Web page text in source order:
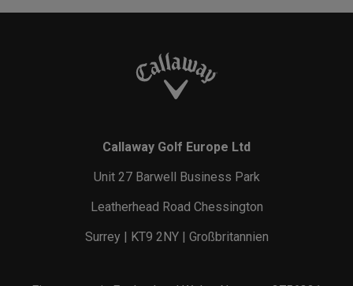
Callaway Golf Europe Ltd
Unit 27 Barwell Business Park
Leatherhead Road Chessington
Surrey | KT9 2NY | Großbritannien